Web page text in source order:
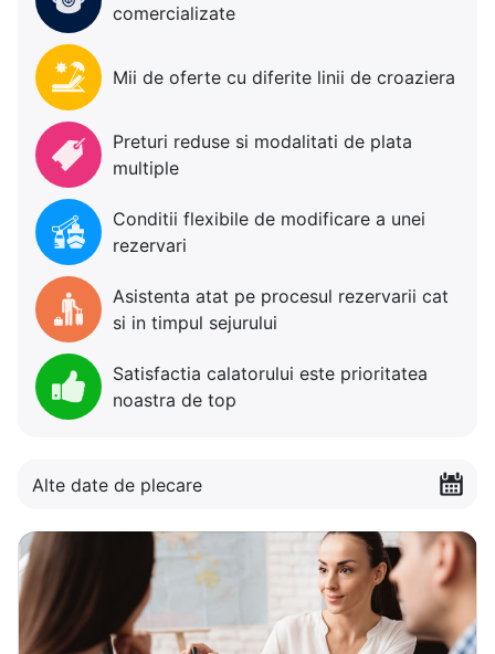
comercializate
Mii de oferte cu diferite linii de croaziera
Preturi reduse si modalitati de plata
multiple
Conditii flexibile de modificare a unei
rezervari
Asistenta atat pe procesul rezervarii cat
si in timpul sejurului
Satisfactia calatorului este prioritatea
noastra de top
Alte date de plecare